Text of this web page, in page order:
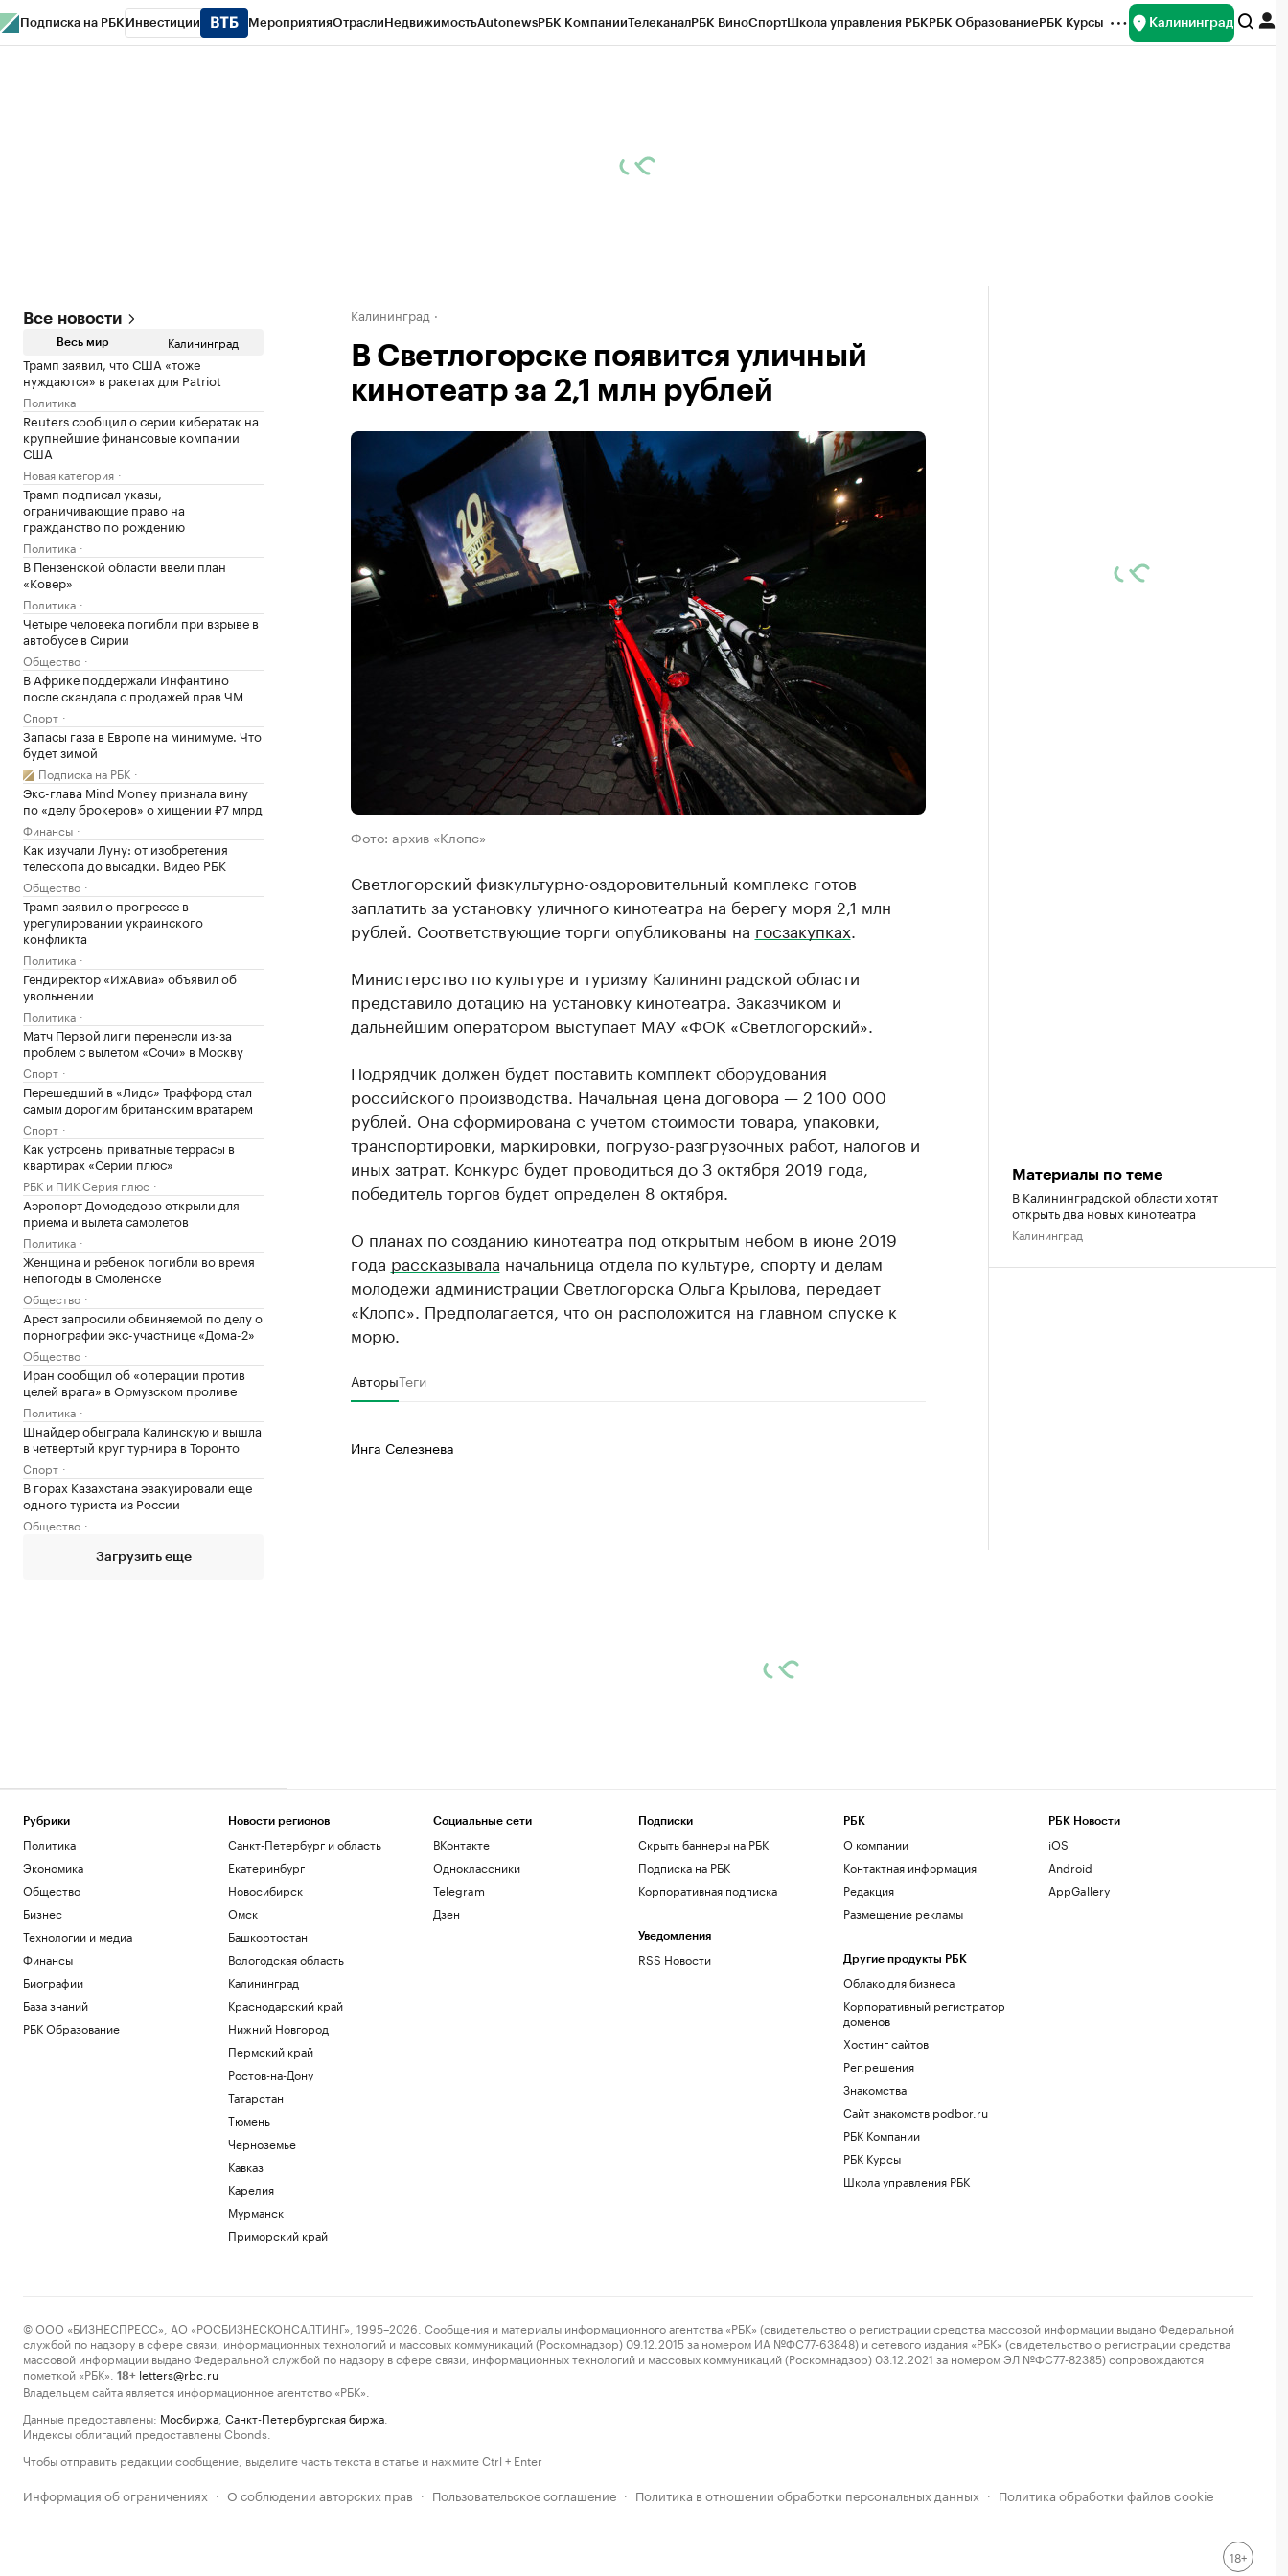
Подписка на РБК Инвестиции МероприятияОтраслиНедвижимостьAutonewsРБК КомпанииТелеканалРБК ВиноСпортШкола управления РБКРБК ОбразованиеРБК Курсы Калининград
Все новости
Весь мир Калининград
Трамп заявил, что США «тоже
нуждаются» в ракетах для Patriot
Политика
Reuters сообщил о серии кибератак на
крупнейшие финансовые компании
США
Новая категория
Трамп подписал указы,
ограничивающие право на
гражданство по рождению
Политика
В Пензенской области ввели план
«Ковер»
Политика
Четыре человека погибли при взрыве в
автобусе в Сирии
Общество
В Африке поддержали Инфантино
после скандала с продажей прав ЧМ
Спорт
Запасы газа в Европе на минимуме. Что
будет зимой
Подписка на РБК
Экс-глава Mind Money признала вину
по «делу брокеров» о хищении ₽7 млрд
Финансы
Как изучали Луну: от изобретения
телескопа до высадки. Видео РБК
Общество
Трамп заявил о прогрессе в
урегулировании украинского
конфликта
Политика
Гендиректор «ИжАвиа» объявил об
увольнении
Политика
Матч Первой лиги перенесли из-за
проблем с вылетом «Сочи» в Москву
Спорт
Перешедший в «Лидс» Траффорд стал
самым дорогим британским вратарем
Спорт
Как устроены приватные террасы в
квартирах «Серии плюс»
РБК и ПИК Серия плюс
Аэропорт Домодедово открыли для
приема и вылета самолетов
Политика
Женщина и ребенок погибли во время
непогоды в Смоленске
Общество
Арест запросили обвиняемой по делу о
порнографии экс-участнице «Дома-2»
Общество
Иран сообщил об «операции против
целей врага» в Ормузском проливе
Политика
Шнайдер обыграла Калинскую и вышла
в четвертый круг турнира в Торонто
Спорт
В горах Казахстана эвакуировали еще
одного туриста из России
Общество
Загрузить еще
Калининград
В Светлогорске появится уличный
кинотеатр за 2,1 млн рублей
Фото: архив «Клопс»
Светлогорский физкультурно-оздоровительный комплекс готов
заплатить за установку уличного кинотеатра на берегу моря 2,1 млн
рублей. Соответствующие торги опубликованы на госзакупках
Министерство по культуре и туризму Калининградской области
представило дотацию на установку кинотеатра. Заказчиком и
дальнейшим оператором выступает МАУ «ФОК «Светлогорский».
Подрядчик должен будет поставить комплект оборудования
российского производства. Начальная цена договора — 2 100 000
рублей. Она сформирована с учетом стоимости товара, упаковки,
транспортировки, маркировки, погрузо-разгрузочных работ, налогов и
иных затрат. Конкурс будет проводиться до 3 октября 2019 года,
победитель торгов будет определен 8 октября.
О планах по созданию кинотеатра под открытым небом в июне 2019
года рассказывала начальница отдела по культуре, спорту и делам
молодежи администрации Светлогорска Ольга Крылова, передает
«Клопс». Предполагается, что он расположится на главном спуске к
морю.
АвторыТеги
Инга Селезнева
Материалы по теме
В Калининградской области хотят
открыть два новых кинотеатра
Калининград
Рубрики
Политика
Экономика
Общество
Бизнес
Технологии и медиа
Финансы
Биографии
База знаний
РБК Образование
Новости регионов
Санкт-Петербург и область
Екатеринбург
Новосибирск
Омск
Башкортостан
Вологодская область
Калининград
Краснодарский край
Нижний Новгород
Пермский край
Ростов-на-Дону
Татарстан
Тюмень
Черноземье
Кавказ
Карелия
Мурманск
Приморский край
Социальные сети
ВКонтакте
Одноклассники
Telegram
Дзен
Подписки
Скрыть баннеры на РБК
Подписка на РБК
Корпоративная подписка
Уведомления
RSS Новости
РБК
О компании
Контактная информация
Редакция
Размещение рекламы
Другие продукты РБК
Облако для бизнеса
Корпоративный регистратор
доменов
Хостинг сайтов
Рег.решения
Знакомства
Сайт знакомств podbor.ru
РБК Компании
РБК Курсы
Школа управления РБК
РБК Новости
iOS
Android
AppGallery
© ООО «БИЗНЕСПРЕСС», АО «РОСБИЗНЕСКОНСАЛТИНГ», 1995–2026. Сообщения и материалы информационного агентства «РБК» (свидетельство о регистрации средства массовой информации выдано Федеральной
службой по надзору в сфере связи, информационных технологий и массовых коммуникаций (Роскомнадзор) 09.12.2015 за номером ИА №ФС77-63848) и сетевого издания «РБК» (свидетельство о регистрации средства
массовой информации выдано Федеральной службой по надзору в сфере связи, информационных технологий и массовых коммуникаций (Роскомнадзор) 03.12.2021 за номером ЭЛ №ФС77-82385) сопровождаются
пометкой «РБК».
18+ letters@rbc.ru
Владельцем сайта является информационное агентство «РБК».
Данные предоставлены: Мосбиржа Санкт-Петербургская биржа
Индексы облигаций предоставлены Cbonds.
Чтобы отправить редакции сообщение, выделите часть текста в статье и нажмите Ctrl + Enter
Информация об ограничениях · О соблюдении авторских прав · Пользовательское соглашение · Политика в отношении обработки персональных данных · Политика обработки файлов cookie
18+